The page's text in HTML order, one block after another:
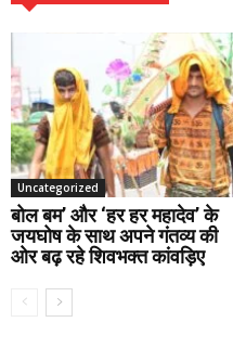
Uncategorized
बोल बम’ और ‘हर हर महादेव’ के
जयघोष के साथ अपने गंतव्य की
ओर बढ़ रहे शिवभक्त कांवड़िए